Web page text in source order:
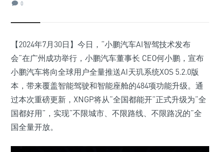
0
【2024年7月30日】今日，“小鹏汽车AI智驾技术发布
会”在广州成功举行，小鹏汽车董事长 CEO何小鹏，宣布
小鹏汽车将向全球用户全量推送AI天玑系统XOS 5.2.0版
本，带来覆盖智能驾驶和智能座舱的484项功能升级。通
过本次重磅更新，XNGP将从“全国都能开”正式升级为“全
国都好用”，实现“不限城市、不限路线、不限路况的”全
国全量开放。